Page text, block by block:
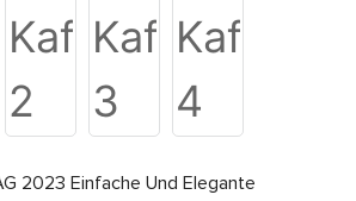
2023 Einfache Und Elegante